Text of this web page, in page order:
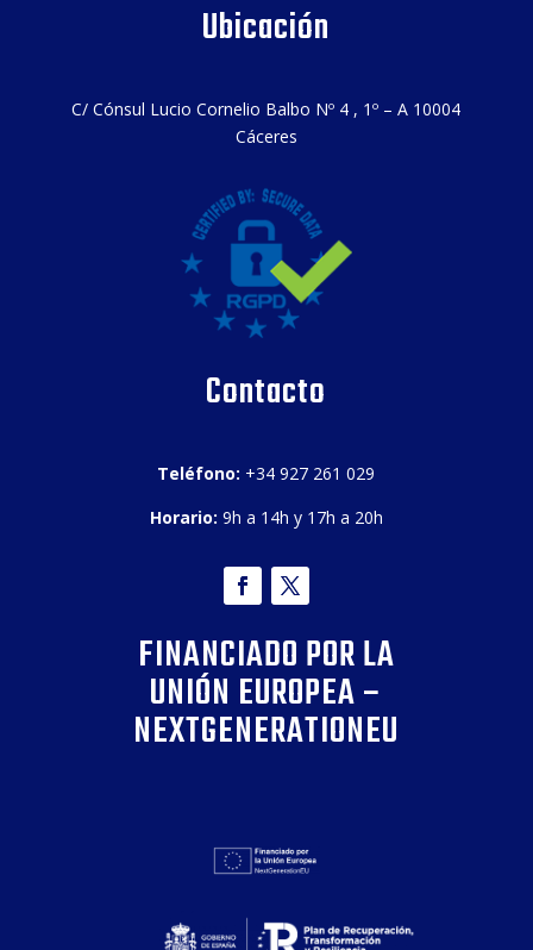
Ubicación
C/ Cónsul Lucio Cornelio Balbo Nº 4 , 1º – A 10004
Cáceres
Contacto
Teléfono: +34 927 261 029
Horario: 9h a 14h y 17h a 20h
FINANCIADO POR LA
UNIÓN EUROPEA –
NEXTGENERATIONEU